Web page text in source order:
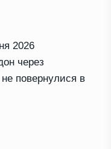
2026
через
не повернулися в